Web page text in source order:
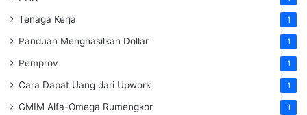
Tenaga Kerja 1
Panduan Menghasilkan Dollar 1
Pemprov 1
Cara Dapat Uang dari Upwork 1
GMIM Alfa-Omega Rumengkor 1